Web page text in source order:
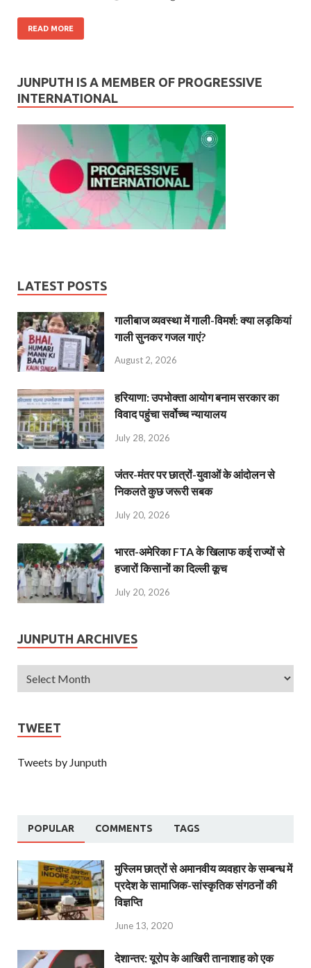
READ MORE
JUNPUTH IS A MEMBER OF PROGRESSIVE
INTERNATIONAL
LATEST POSTS
गालीबाज व्‍यवस्‍था में गाली-विमर्श: क्या लड़कियां
गाली सुनकर गजल गाएं?
August 2, 2026
हरियाणा: उपभोक्ता आयोग बनाम सरकार का
विवाद पहुंचा सर्वोच्च न्यायालय
July 28, 2026
जंतर-मंतर पर छात्रों-युवाओं के आंदोलन से
निकलते कुछ जरूरी सबक
July 20, 2026
भारत-अमेरिका FTA के खिलाफ कई राज्यों से
हजारों किसानों का दिल्ली कूच
July 20, 2026
JUNPUTH ARCHIVES
TWEET
Tweets by Junputh
POPULAR COMMENTS TAGS
मुस्लिम छात्रों से अमानवीय व्यवहार के सम्बन्ध में
प्रदेश के सामाजिक-सांस्कृतिक संगठनों की
विज्ञप्ति
June 13, 2020
देशान्‍तर: यूरोप के आखिरी तानाशाह को एक